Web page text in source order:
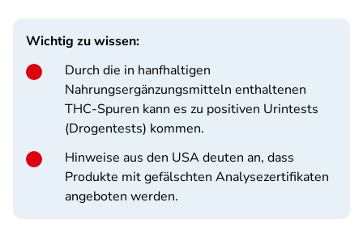
Wichtig zu wissen:
Durch die in hanfhaltigen
Nahrungsergänzungsmitteln enthaltenen
THC-Spuren kann es zu positiven Urintests
(Drogentests) kommen.
Hinweise aus den USA deuten an, dass
Produkte mit gefälschten Analysezertifikaten
angeboten werden.